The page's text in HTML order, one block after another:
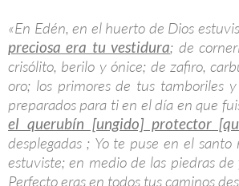
«En Edén, en el huerto de Dios
preciosa era tu vestidura; de
crisólito, berilo y ónice; de zafiro,
oro; los primores de tus tamboriles
preparados para ti en el día en que
el querubín [ungido] protector
desplegadas ; Yo te puse en el
estuviste; en medio de las piedras de
Perfecto eras en todos tus caminos